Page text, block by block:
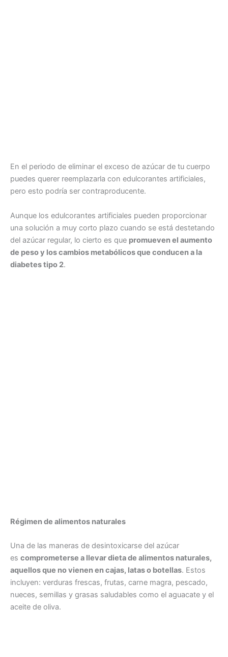
En el periodo de eliminar el exceso de azúcar de tu cuerpo
puedes querer reemplazarla con edulcorantes artificiales,
pero esto podría ser contraproducente.
Aunque los edulcorantes artificiales pueden proporcionar
una solución a muy corto plazo cuando se está destetando
del azúcar regular, lo cierto es que promueven el aumento
de peso y los cambios metabólicos que conducen a la
diabetes tipo 2.
Régimen de alimentos naturales
Una de las maneras de desintoxicarse del azúcar
es comprometerse a llevar dieta de alimentos naturales,
aquellos que no vienen en cajas, latas o botellas. Estos
incluyen: verduras frescas, frutas, carne magra, pescado,
nueces, semillas y grasas saludables como el aguacate y el
aceite de oliva.